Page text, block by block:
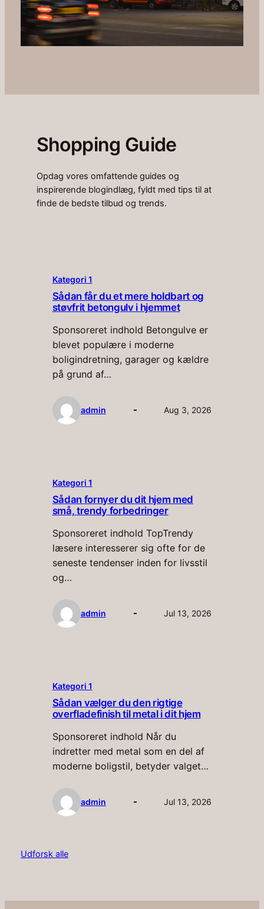
Shopping Guide
Opdag vores omfattende guides og
inspirerende blogindlæg, fyldt med tips til at
finde de bedste tilbud og trends.
Kategori 1
Sådan får du et mere holdbart og
støvfrit betongulv i hjemmet
Sponsoreret indhold Betongulve er
blevet populære i moderne
boligindretning, garager og kældre
på grund af…
admin Aug 3, 2026
Kategori 1
Sådan fornyer du dit hjem med
små, trendy forbedringer
Sponsoreret indhold TopTrendy
læsere interesserer sig ofte for de
seneste tendenser inden for livsstil
og…
admin Jul 13, 2026
Kategori 1
Sådan vælger du den rigtige
overfladefinish til metal i dit hjem
Sponsoreret indhold Når du
indretter med metal som en del af
moderne boligstil, betyder valget…
admin Jul 13, 2026
Udforsk alle